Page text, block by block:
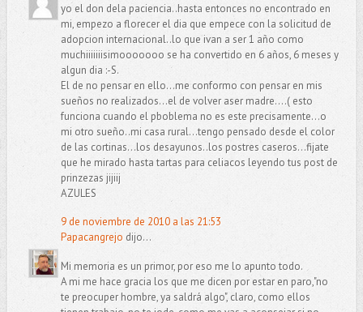
yo el don dela paciencia..hasta entonces no encontrado en
mi, empezo a florecer el dia que empece con la solicitud de
adopcion internacional..lo que ivan a ser 1 año como
muchiiiiiiisimooooooo se ha convertido en 6 años, 6 meses y
algun dia :-S.
El de no pensar en ello...me conformo con pensar en mis
sueños no realizados...el de volver aser madre....( esto
funciona cuando el pboblema no es este precisamente...o
mi otro sueño..mi casa rural...tengo pensado desde el color
de las cortinas...los desayunos..los postres caseros...fijate
que he mirado hasta tartas para celiacos leyendo tus post de
prinzezas jijiij
AZULES
9 de noviembre de 2010 a las 21:53
Papacangrejo dijo...
Mi memoria es un primor, por eso me lo apunto todo.
A mi me hace gracia los que me dicen por estar en paro,"no
te preocuper hombre, ya saldrá algo", claro, como ellos